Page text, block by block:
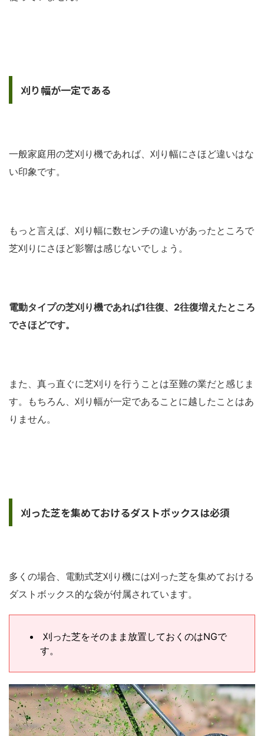
刈り幅が一定である
一般家庭用の芝刈り機であれば、刈り幅にさほど違いはな
い印象です。
もっと言えば、刈り幅に数センチの違いがあったところで
芝刈りにさほど影響は感じないでしょう。
電動タイプの芝刈り機であれば1往復、2往復増えたところ
でさほどです。
また、真っ直ぐに芝刈りを行うことは至難の業だと感じま
す。もちろん、刈り幅が一定であることに越したことはあ
りません。
刈った芝を集めておけるダストボックスは必須
多くの場合、電動式芝刈り機には刈った芝を集めておける
ダストボックス的な袋が付属されています。
刈った芝をそのまま放置しておくのはNGで
す。